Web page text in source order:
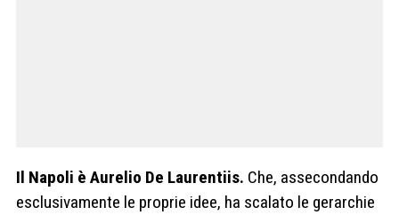
Il Napoli è Aurelio De Laurentiis. Che, assecondando
esclusivamente le proprie idee, ha scalato le gerarchie